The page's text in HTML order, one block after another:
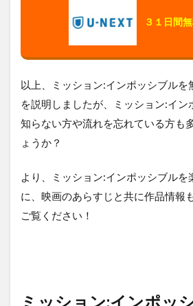
３１日間
以上、ミッション:インポッシブルを
を説明しましたが、ミッション:イン
知らない方や流れを忘れている方も
ょうか？
より、ミッション:インポッシブルを
に、映画のあらすじと共に作品情報
ご覧ください！
ミッション:インポッ